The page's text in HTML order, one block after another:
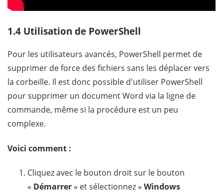
1.4 Utilisation de PowerShell
Pour les utilisateurs avancés, PowerShell permet de
supprimer de force des fichiers sans les déplacer vers
la corbeille. Il est donc possible d'utiliser PowerShell
pour supprimer un document Word via la ligne de
commande, même si la procédure est un peu
complexe.
Voici comment :
Cliquez avec le bouton droit sur le bouton
« Démarrer» et sélectionnez « Windows